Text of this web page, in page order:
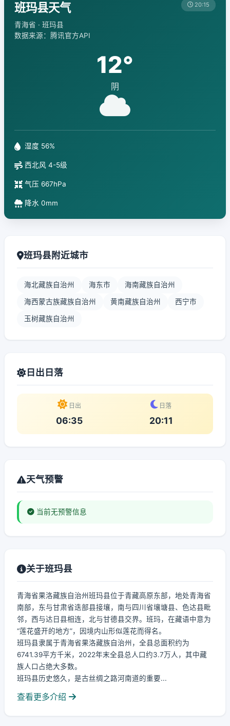
班玛县天气
青海省 · 班玛县
数据来源：腾讯官方API
20:15
12°
阴
湿度 56%
西北风 4-5级
气压 667hPa
降水 0mm
班玛县附近城市
海北藏族自治州 海东市 海南藏族自治州
海西蒙古族藏族自治州 黄南藏族自治州 西宁市
玉树藏族自治州
日出日落
日出
06:35
日落
20:11
天气预警
当前无预警信息
关于班玛县
青海省果洛藏族自治州班玛县位于青藏高原东部，地处青海省
南部，东与甘肃省迭部县接壤，南与四川省壤塘县、色达县毗
邻，西与达日县相连，北与甘德县交界。班玛，在藏语中意为
“莲花盛开的地方”，因境内山形似莲花而得名。
班玛县隶属于青海省果洛藏族自治州，全县总面积约为
6741.39平方千米，2022年末全县总人口约3.7万人，其中藏
族人口占绝大多数。
班玛县历史悠久，是古丝绸之路河南道的重要...
查看更多介绍